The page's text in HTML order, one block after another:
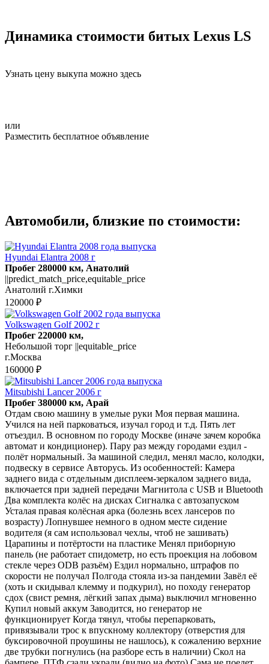
Динамика стоимости битых Lexus LS
Узнать цену выкупа можно здесь
или
Разместить бесплатное объявление
Автомобили, близкие по стоимости:
Hyundai Elantra 2008 г
Пробег 280000 км, Анатолий
||predict_match_price,equitable_price
Анатолий г.Химки
120000 ₽
Volkswagen Golf 2002 г
Пробег 220000 км,
Небольшой торг ||equitable_price
г.Москва
160000 ₽
Mitsubishi Lancer 2006 г
Пробег 380000 км, Арай
Отдам свою машину в умелые руки Моя первая машина.
Учился на ней парковаться, изучал город и т.д. Пять лет
отъездил. В основном по городу Москве (иначе зачем коробка
автомат и кондиционер). Пару раз между городами ездил -
полёт нормальный. За машиной следил, менял масло, колодки,
подвеску в сервисе Авторусь. Из особенностей: Камера
заднего вида с отдельным дисплеем-зеркалом заднего вида,
включается при задней передачи Магнитола с USB и Bluetooth
Два комплекта колёс на дисках Сигналка с автозапуском
Усталая правая колёсная арка (болезнь всех лансеров по
возрасту) Лопнувшее немного в одном месте сидение
водителя (я сам использовал чехлы, чтоб не зашивать)
Царапины и потёртости на пластике Менял приборную
панель (не работает спидометр, но есть проекция на лобовом
стекле через ODB разъём) Ездил нормально, штрафов по
скорости не получал Полгода стояла из-за пандемии Завёл её
(хоть и скидывал клемму и подкурил), но походу генератор
сдох (свист ремня, лёгкий запах дыма) выключил мгновенно
Купил новый аккум Заводится, но генератор не
функционирует Когда тянул, чтобы перепарковать,
привязывали трос к впускному коллектору (отверстия для
буксировочной проушины не нашлось), к сожалению верхние
две трубки погнулись (на разборе есть в наличии) Скол на